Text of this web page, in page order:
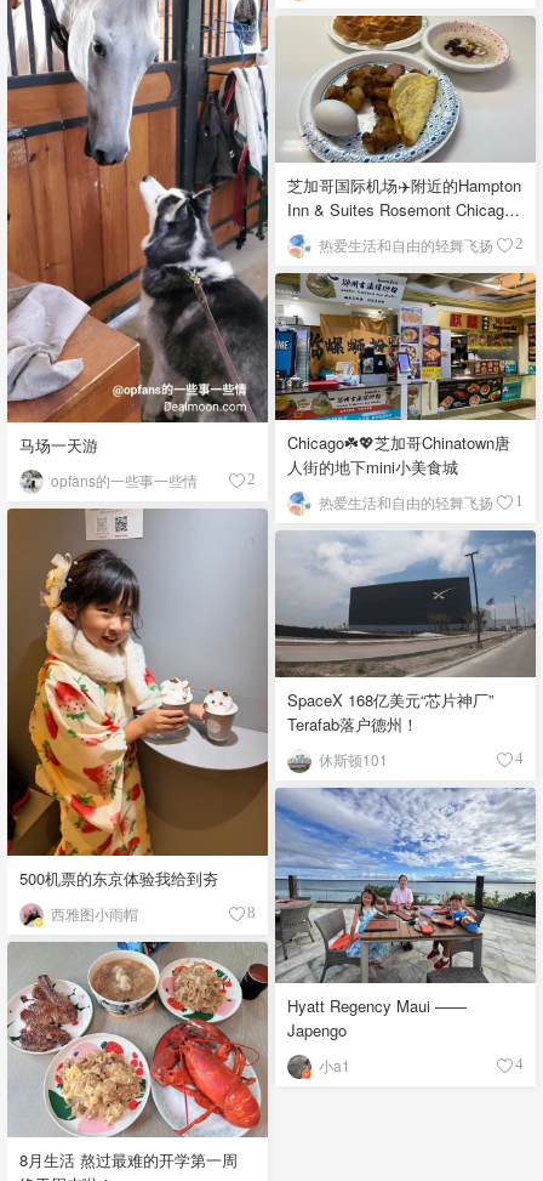
马场一天游
opfans的一些事一些情 2
芝加哥国际机场✈️附近的Hampton
Inn & Suites Rosemont Chicago
O'Hare自助早餐
热爱生活和自由的轻舞飞扬 2
Chicago☘️💖芝加哥Chinatown唐
人街的地下mini小美食城
热爱生活和自由的轻舞飞扬 1
500机票的东京体验我给到夯
西雅图小雨帽 8
SpaceX 168亿美元“芯片神厂”
Terafab落户德州！
休斯顿101 4
Hyatt Regency Maui ——
Japengo
小a1 4
8月生活 熬过最难的开学第一周